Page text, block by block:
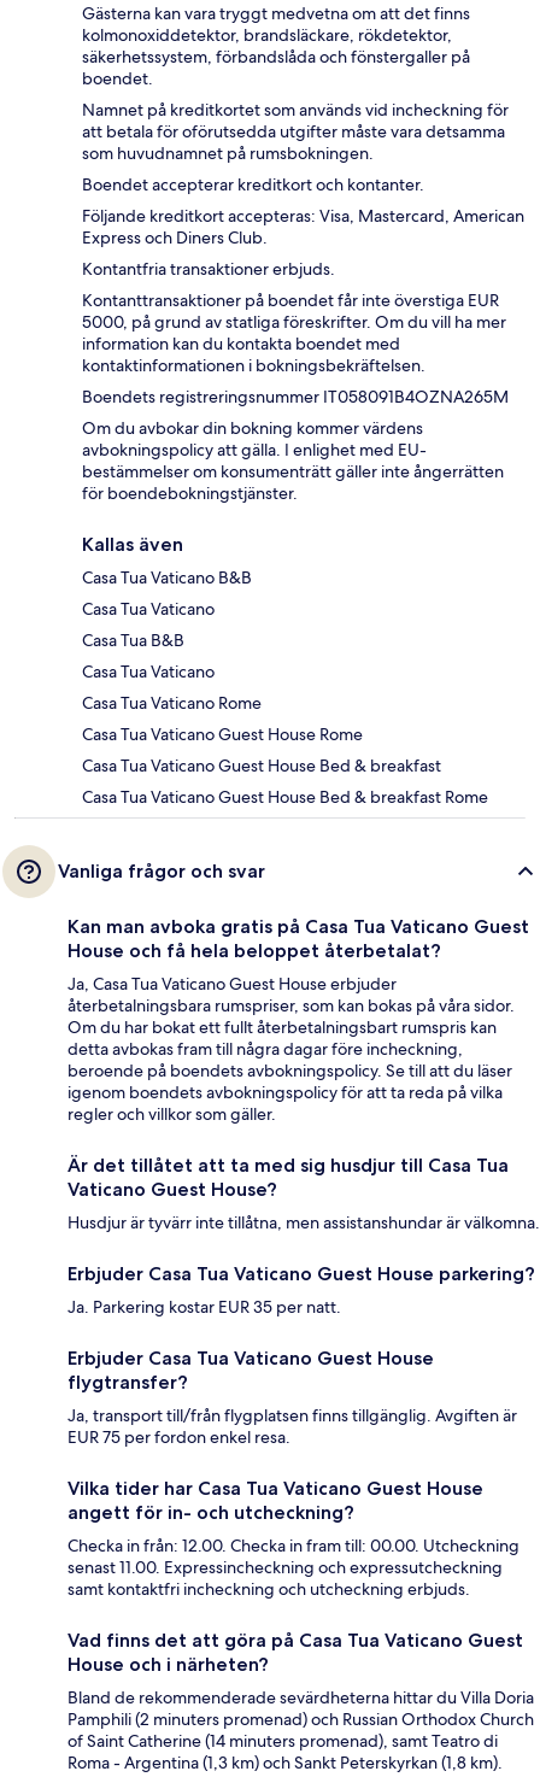
Gästerna kan vara tryggt medvetna om att det finns
kolmonoxiddetektor, brandsläckare, rökdetektor,
säkerhetssystem, förbandslåda och fönstergaller på
boendet.
Namnet på kreditkortet som används vid incheckning för
att betala för oförutsedda utgifter måste vara detsamma
som huvudnamnet på rumsbokningen.
Boendet accepterar kreditkort och kontanter.
Följande kreditkort accepteras: Visa, Mastercard, American
Express och Diners Club.
Kontantfria transaktioner erbjuds.
Kontanttransaktioner på boendet får inte överstiga EUR
5000, på grund av statliga föreskrifter. Om du vill ha mer
information kan du kontakta boendet med
kontaktinformationen i bokningsbekräftelsen.
Boendets registreringsnummer IT058091B4OZNA265M
Om du avbokar din bokning kommer värdens
avbokningspolicy att gälla. I enlighet med EU-
bestämmelser om konsumenträtt gäller inte ångerrätten
för boendebokningstjänster.
Kallas även
Casa Tua Vaticano B&B
Casa Tua Vaticano
Casa Tua B&B
Casa Tua Vaticano
Casa Tua Vaticano Rome
Casa Tua Vaticano Guest House Rome
Casa Tua Vaticano Guest House Bed & breakfast
Casa Tua Vaticano Guest House Bed & breakfast Rome
Vanliga frågor och svar
Kan man avboka gratis på Casa Tua Vaticano Guest
House och få hela beloppet återbetalat?
Ja, Casa Tua Vaticano Guest House erbjuder
återbetalningsbara rumspriser, som kan bokas på våra sidor.
Om du har bokat ett fullt återbetalningsbart rumspris kan
detta avbokas fram till några dagar före incheckning,
beroende på boendets avbokningspolicy. Se till att du läser
igenom boendets avbokningspolicy för att ta reda på vilka
regler och villkor som gäller.
Är det tillåtet att ta med sig husdjur till Casa Tua
Vaticano Guest House?
Husdjur är tyvärr inte tillåtna, men assistanshundar är välkomna.
Erbjuder Casa Tua Vaticano Guest House parkering?
Ja. Parkering kostar EUR 35 per natt.
Erbjuder Casa Tua Vaticano Guest House
flygtransfer?
Ja, transport till/från flygplatsen finns tillgänglig. Avgiften är
EUR 75 per fordon enkel resa.
Vilka tider har Casa Tua Vaticano Guest House
angett för in- och utcheckning?
Checka in från: 12.00. Checka in fram till: 00.00. Utcheckning
senast 11.00. Expressincheckning och expressutcheckning
samt kontaktfri incheckning och utcheckning erbjuds.
Vad finns det att göra på Casa Tua Vaticano Guest
House och i närheten?
Bland de rekommenderade sevärdheterna hittar du Villa Doria
Pamphili (2 minuters promenad) och Russian Orthodox Church
of Saint Catherine (14 minuters promenad), samt Teatro di
Roma - Argentina (1,3 km) och Sankt Peterskyrkan (1,8 km).